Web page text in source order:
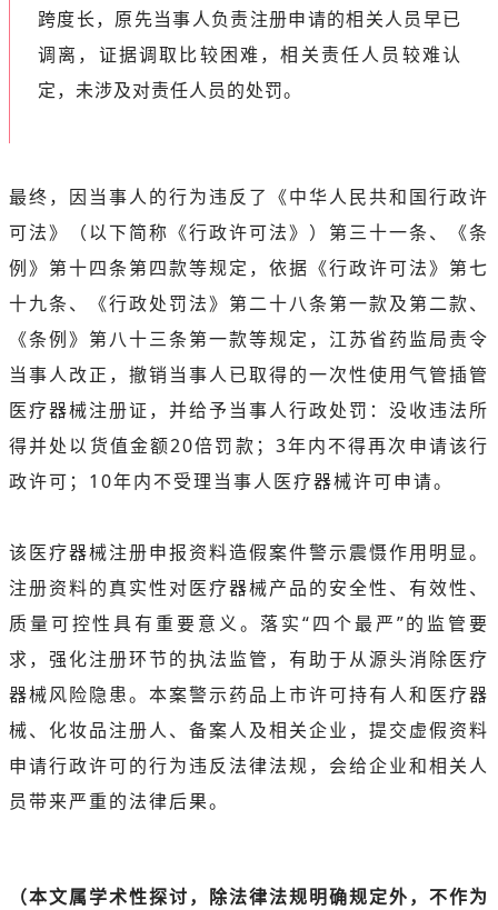
跨度长，原先当事人负责注册申请的相关人员早已
调离，证据调取比较困难，相关责任人员较难认
定，未涉及对责任人员的处罚。
最终，因当事人的行为违反了《中华人民共和国行政许
可法》（以下简称《行政许可法》）第三十一条、《条
例》第十四条第四款等规定，依据《行政许可法》第七
十九条、《行政处罚法》第二十八条第一款及第二款、
《条例》第八十三条第一款等规定，江苏省药监局责令
当事人改正，撤销当事人已取得的一次性使用气管插管
医疗器械注册证，并给予当事人行政处罚：没收违法所
得并处以货值金额20倍罚款；3年内不得再次申请该行
政许可；10年内不受理当事人医疗器械许可申请。
该医疗器械注册申报资料造假案件警示震慑作用明显。
注册资料的真实性对医疗器械产品的安全性、有效性、
质量可控性具有重要意义。落实“四个最严”的监管要
求，强化注册环节的执法监管，有助于从源头消除医疗
器械风险隐患。本案警示药品上市许可持有人和医疗器
械、化妆品注册人、备案人及相关企业，提交虚假资料
申请行政许可的行为违反法律法规，会给企业和相关人
员带来严重的法律后果。
（本文属学术性探讨，除法律法规明确规定外，不作为